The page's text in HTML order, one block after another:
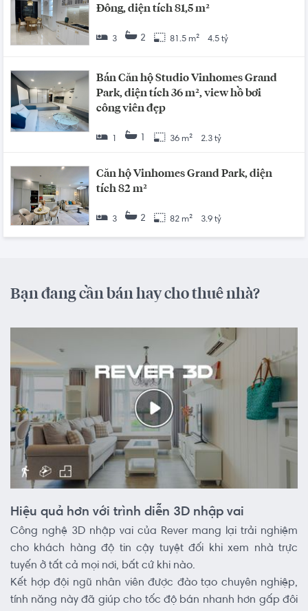
Đông, diện tích 81,5 m²
3 2 81.5 m² 4.5 tỷ
Bán Căn hộ Studio Vinhomes Grand
Park, diện tích 36 m², view hồ bơi
công viên đẹp
1 36 m² 2.3 tỷ
Căn hộ Vinhomes Grand Park, diện
tích 82 m²
3 2 82 m² 3.9 tỷ
Bạn đang cần bán hay cho thuê nhà?
Hiệu quả hơn với trình diễn 3D nhập vai
Công nghệ 3D nhập vai của Rever mang lại trải nghiệm
cho khách hàng độ tin cậy tuyệt đối khi xem nhà trực
tuyến ở tất cả mọi nơi, bất cứ khi nào.
Kết hợp đội ngũ nhân viên được đào tạo chuyên nghiệp,
tính năng này đã giúp cho tốc độ bán nhanh hơn gấp đôi